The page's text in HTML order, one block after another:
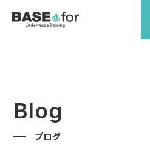
Blog
ブログ